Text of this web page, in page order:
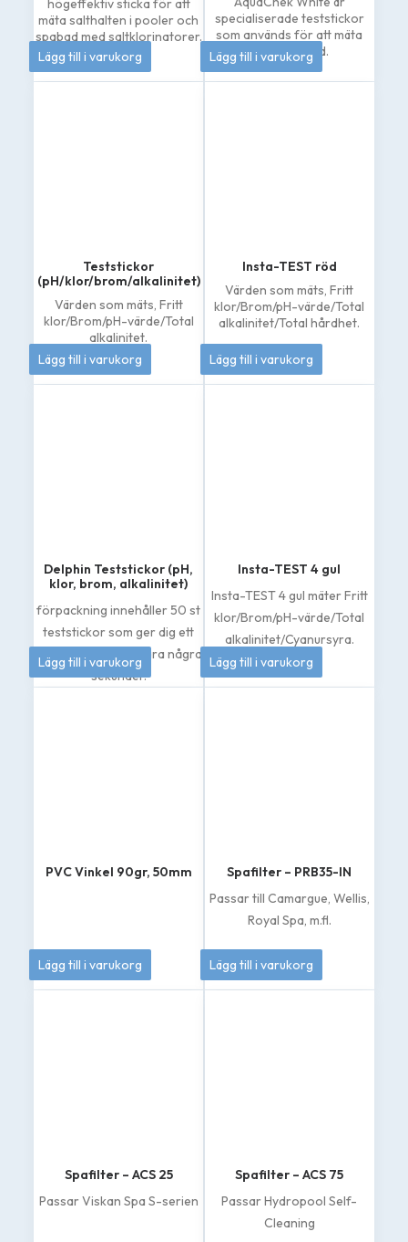
högeffektiv sticka för att
mäta salthalten i pooler och
spabad med saltklorinatorer.
185kr
Lägg till i varukorg
specialiserade teststickor
som används för att mäta
natriumklorid.
262kr
Lägg till i varukorg
Teststickor
(pH/klor/brom/alkalinitet)
Värden som mäts, Fritt
klor/Brom/pH-värde/Total
alkalinitet.
79kr
Lägg till i varukorg
Insta-TEST röd
Värden som mäts, Fritt
klor/Brom/pH-värde/Total
alkalinitet/Total hårdhet.
208kr
Lägg till i varukorg
Delphin Teststickor (pH,
klor, brom, alkalinitet)
förpackning innehåller 50 st
teststickor som ger dig ett
tydligt resultat på bara några
sekunder.
79kr
Lägg till i varukorg
Insta-TEST 4 gul
Insta-TEST 4 gul mäter Fritt
klor/Brom/pH-värde/Total
alkalinitet/Cyanursyra.
185kr
Lägg till i varukorg
PVC Vinkel 90gr, 50mm
70kr
Lägg till i varukorg
Spafilter – PRB35-IN
Passar till Camargue, Wellis,
Royal Spa, m.fl.
439kr
Lägg till i varukorg
Spafilter – ACS 25
Passar Viskan Spa S-serien
Spafilter – ACS 75
Passar Hydropool Self-
Cleaning